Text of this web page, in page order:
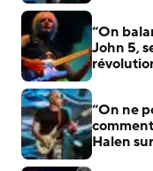
“On
John 5,
“On ne
Halen